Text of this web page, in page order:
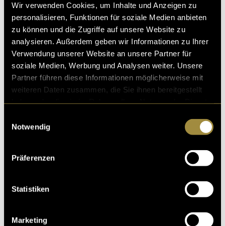
Wir verwenden Cookies, um Inhalte und Anzeigen zu
personalisieren, Funktionen für soziale Medien anbieten
zu können und die Zugriffe auf unsere Website zu
analysieren. Außerdem geben wir Informationen zu Ihrer
Verwendung unserer Website an unsere Partner für
soziale Medien, Werbung und Analysen weiter. Unsere
Partner führen diese Informationen möglicherweise mit
weiteren Daten zusammen, die Sie ihnen bereitgestellt
Notwendig
Präferenzen
Statistiken
Marketing
für einen Rennfahrer